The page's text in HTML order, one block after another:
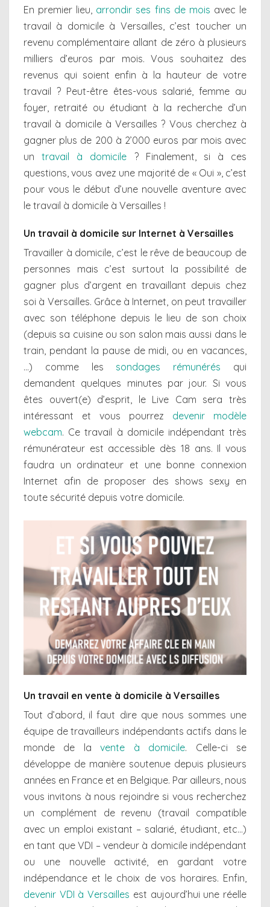
En premier lieu, arrondir ses fins de mois avec le
travail à domicile à Versailles, c’est toucher un
revenu complémentaire allant de zéro à plusieurs
milliers d’euros par mois. Vous souhaitez des
revenus qui soient enfin à la hauteur de votre
travail ? Peut-être êtes-vous salarié, femme au
foyer, retraité ou étudiant à la recherche d’un
travail à domicile à Versailles ? Vous cherchez à
gagner plus de 200 à 2’000 euros par mois avec
untravail à domicile ? Finalement, si à ces
questions, vous avez une majorité de « Oui », c’est
pour vous le début d’une nouvelle aventure avec
le travail à domicile à Versailles !
Un travail à domicile sur Internet à Versailles
Travailler à domicile, c’est le rêve de beaucoup de
personnes mais c’est surtout la possibilité de
gagner plus d’argent en travaillant depuis chez
soi à Versailles. Grâce à Internet, on peut travailler
avec son téléphone depuis le lieu de son choix
(depuis sa cuisine ou son salon mais aussi dans le
train, pendant la pause de midi, ou en vacances,
…) comme les sondages rémunérés qui
demandent quelques minutes par jour. Si vous
êtes ouvert(e) d’esprit, le Live Cam sera très
intéressant et vous pourrez devenir modèle
webcam. Ce travail à domicile indépendant très
rémunérateur est accessible dès 18 ans. Il vous
faudra un ordinateur et une bonne connexion
Internet afin de proposer des shows sexy en
toute sécurité depuis votre domicile.
Un travail en vente à domicile à Versailles
Tout d’abord, il faut dire que nous sommes une
équipe de travailleurs indépendants actifs dans le
monde de lavente à domicile. Celle-ci se
développe de manière soutenue depuis plusieurs
années en France et en Belgique. Par ailleurs, nous
vous invitons à nous rejoindre si vous recherchez
un complément de revenu (travail compatible
avec un emploi existant – salarié, étudiant, etc…)
en tant que VDI – vendeur à domicile indépendant
ou une nouvelle activité, en gardant votre
indépendance et le choix de vos horaires. Enfin,
devenir VDI à Versailles est aujourd’hui une réelle